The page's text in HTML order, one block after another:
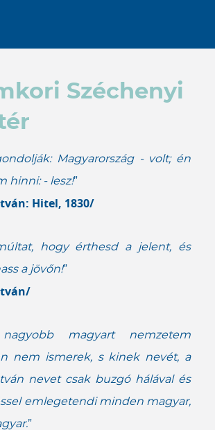
Széchenyi
Magyarország - volt; én
hinni: - lesz!”
Hitel, 1830/
hogy érthesd a jelent, és
a jövőn!”
magyart nemzetem
nem ismerek, s kinek nevét, a
nevet csak buzgó hálával és
emlegetendi minden magyar,
”